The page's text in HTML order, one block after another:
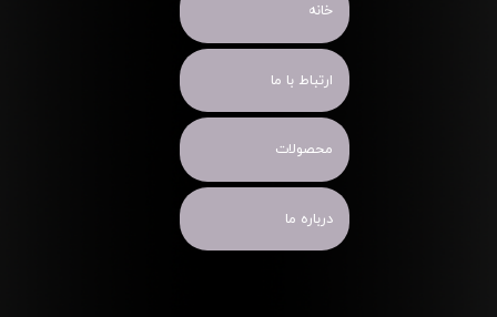
خانه
ارتباط با ما
محصولات
درباره ما